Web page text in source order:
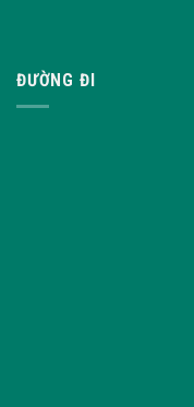
ĐƯỜNG ĐI